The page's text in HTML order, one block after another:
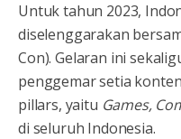
Untuk tahun 2023,
diselenggarakan
Con). Gelaran ini
penggemar setia
pillars, yaitu Games,
di seluruh Indonesia.